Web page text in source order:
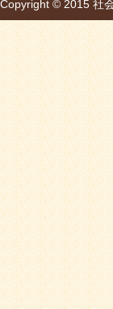
Copyright © 2015 社